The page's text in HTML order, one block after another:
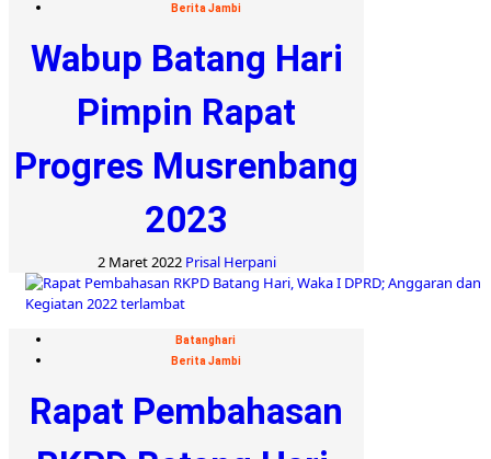
Berita Jambi
Wabup Batang Hari
Pimpin Rapat
Progres Musrenbang
2023
2 Maret 2022 Prisal Herpani
Batanghari
Berita Jambi
Rapat Pembahasan